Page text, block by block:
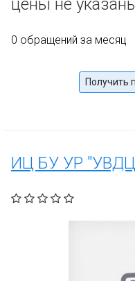
цены не
0 обращений за месяц
Получить
ИЦ БУ УР